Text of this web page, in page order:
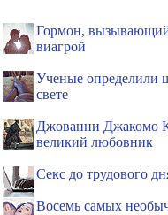
Гормон, вызывающий
виагрой
Ученые определили
свете
Джованни Джакомо
великий любовник
Секс до трудового
Восемь самых